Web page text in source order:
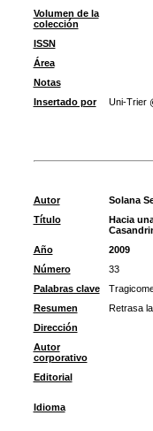
Volumen de la
colección
ISSN
Área
Notas
Insertado por
Uni-Trier
Autor
Solana
Título
Hacia
Año 2009
Número
33
Palabras clave
Resumen
Retrasa
Dirección
Autor
corporativo
Editorial
Idioma